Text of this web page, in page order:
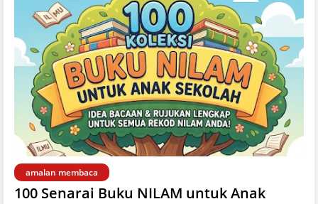
amalan membaca
100 Senarai Buku NILAM untuk Anak